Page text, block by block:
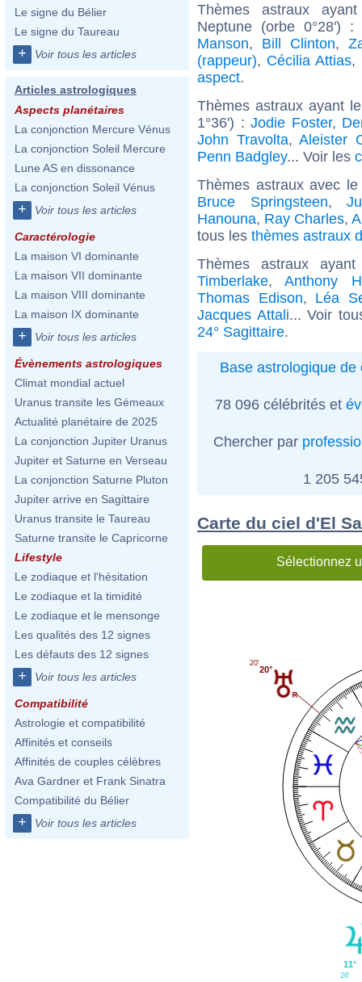
Le signe du Bélier
Le signe du Taureau
+ Voir tous les articles
Articles astrologiques
Aspects planétaires
La conjonction Mercure Vénus
La conjonction Soleil Mercure
Lune AS en dissonance
La conjonction Soleil Vénus
+ Voir tous les articles
Caractérologie
La maison VI dominante
La maison VII dominante
La maison VIII dominante
La maison IX dominante
+ Voir tous les articles
Évènements astrologiques
Climat mondial actuel
Uranus transite les Gémeaux
Actualité planétaire de 2025
La conjonction Jupiter Uranus
Jupiter et Saturne en Verseau
La conjonction Saturne Pluton
Jupiter arrive en Sagittaire
Uranus transite le Taureau
Saturne transite le Capricorne
Lifestyle
Le zodiaque et l'hésitation
Le zodiaque et la timidité
Le zodiaque et le mensonge
Les qualités des 12 signes
Les défauts des 12 signes
+ Voir tous les articles
Compatibilité
Astrologie et compatibilité
Affinités et conseils
Affinités de couples célèbres
Ava Gardner et Frank Sinatra
Compatibilité du Bélier
+ Voir tous les articles
Thèmes astraux
Neptune (orbe 0°28')
Manson, Bill Clinton,
(rappeur), Cécilia Attias,
aspect.
Thèmes astraux ayant
1°36') :Jodie Foster,
John Travolta,Aleister
Penn Badgley... Voir les
Thèmes astraux avec
Bruce Springsteen,
Hanouna, Ray Charles,
tous les thèmes astraux
Thèmes astraux
Timberlake,Anthony
Thomas Edison, Léa
Jacques Attali... Voir
24° Sagittaire.
Base astrologique de
78 096 célébrités et
Chercher par
1 205
Carte du ciel d'El
Sélectionnez
20°
20'
11°
26'